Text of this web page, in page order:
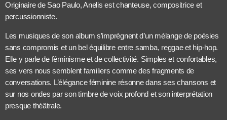
Originaire de Sao Paulo, Anelis est chanteuse, compositrice et
percussionniste.
Les musiques de son album s’imprègnent d’un mélange de poésies
sans compromis et un bel équilibre entre samba, reggae et hip-hop.
Elle y parle de féminisme et de collectivité. Simples et confortables,
ses vers nous semblent familiers comme des fragments de
conversations. L’élégance féminine résonne dans ses chansons et
sur nos ondes par son timbre de voix profond et son interprétation
presque théâtrale.